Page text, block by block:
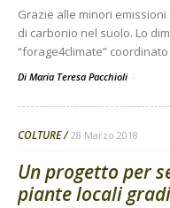
Grazie alle minori
di carbonio nel suolo. Lo
“forage4climate”
Di Maria Teresa Pacchioli -
COLTURE 28 Marzo 2018
Un progetto per
piante locali